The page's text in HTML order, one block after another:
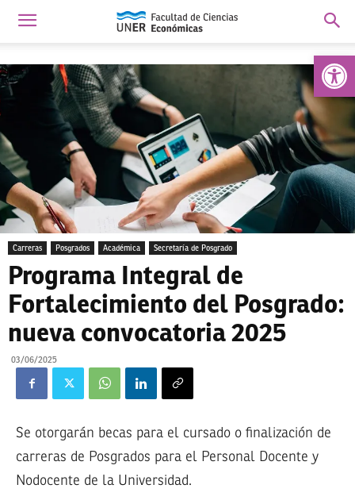
Abrir
Carreras Posgrados Académica Secretaría de Posgrado
Programa Integral de
Fortalecimiento del Posgrado:
nueva convocatoria 2025
03/06/2025
Se otorgarán becas para el cursado o finalización de
carreras de Posgrados para el Personal Docente y
Nodocente de la Universidad.